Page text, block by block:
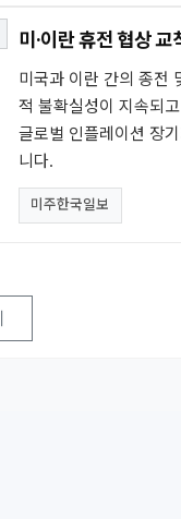
미·이란 휴전 협상
미국과 이란 간의 종전
적 불확실성이 지속되
글로벌 인플레이션 장
니다.
미주한국일보